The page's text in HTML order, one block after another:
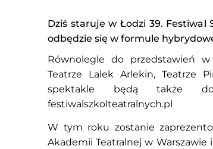
Dziś staruje w Łodzi 39. Festiwal
odbędzie się w formule
Równolegle do przedstawień
Teatrze Lalek Arlekin, Teatrze
spektakle będą także
festiwalszkolteatralnych.pl
W tym roku zostanie
Akademii Teatralnej w